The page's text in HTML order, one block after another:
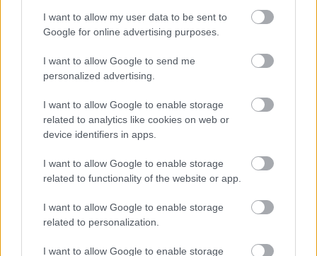
I want to allow my user data to be sent to
Google for online advertising purposes.
I want to allow Google to send me
personalized advertising.
I want to allow Google to enable storage
related to analytics like cookies on web or
device identifiers in apps.
I want to allow Google to enable storage
related to functionality of the website or app.
I want to allow Google to enable storage
related to personalization.
I want to allow Google to enable storage
sokszor lezáratlan tárolókba helyeznek el az
természetes (újra) fermentálódási folyamat
komposztálódó anyagot elegyítik az erjedésben
levő melasszal, megteremtve a lehetőségét egy
elérésének.